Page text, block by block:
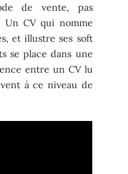
de vente, pas
Un CV qui nomme
et illustre ses soft
se place dans une
entre un CV lu
à ce niveau de